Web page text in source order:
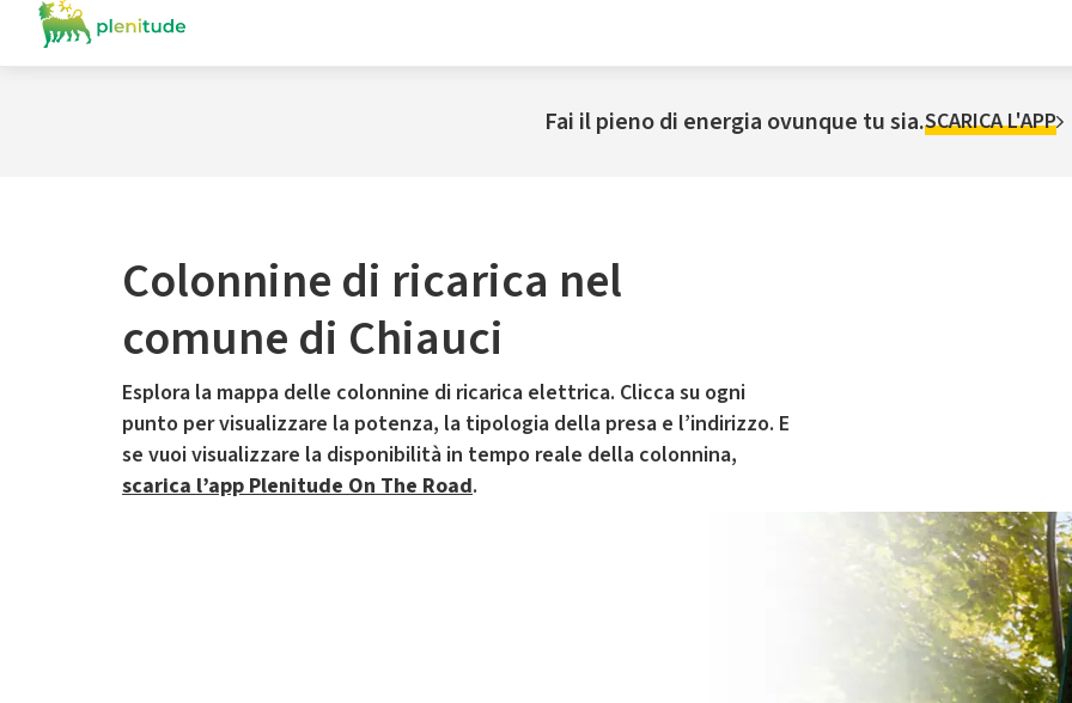
Fai il pieno di energia ovunque tu sia.SCARICA L'APP
Colonnine di ricarica nel
comune di Chiauci
Esplora la mappa delle colonnine di ricarica elettrica. Clicca su ogni
punto per visualizzare la potenza, la tipologia della presa e l’indirizzo. E
se vuoi visualizzare la disponibilità in tempo reale della colonnina,
scarica l’app Plenitude On The Road.
Il servizio di mobilità elettrica è gestito da Plenitude On The Road